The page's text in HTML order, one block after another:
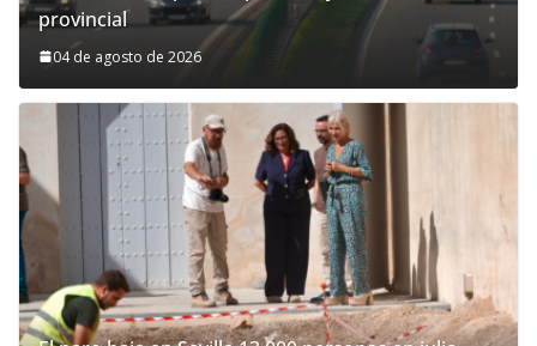
provincial
04 de agosto de 2026